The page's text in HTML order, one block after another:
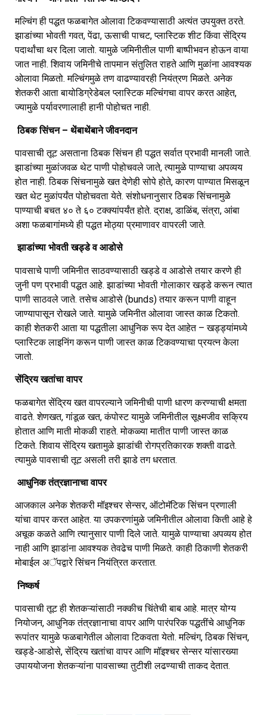
मल्चिंग ही पद्धत फळबागेत ओलावा टिकवण्यासाठी अत्यंत उपयुक्त ठरते.
झाडांच्या भोवती गवत, पेंढा, ऊसाची पाचट, प्लास्टिक शीट किंवा सेंद्रिय
पदार्थांचा थर दिला जातो. यामुळे जमिनीतील पाणी बाष्पीभवन होऊन वाया
जात नाही. शिवाय जमिनीचे तापमान संतुलित राहते आणि मुळांना आवश्यक
ओलावा मिळतो. मल्चिंगमुळे तण वाढण्यावरही नियंत्रण मिळते. अनेक
शेतकरी आता बायोडिग्रेडेबल प्लास्टिक मल्चिंगचा वापर करत आहेत,
ज्यामुळे पर्यावरणालाही हानी पोहोचत नाही.
ठिबक सिंचन – थेंबाथेंबाने जीवनदान
पावसाची तूट असताना ठिबक सिंचन ही पद्धत सर्वात प्रभावी मानली जाते.
झाडांच्या मुळांजवळ थेट पाणी पोहोचवले जाते, त्यामुळे पाण्याचा अपव्यय
होत नाही. ठिबक सिंचनामुळे खत देणेही सोपे होते, कारण पाण्यात मिसळून
खत थेट मुळांपर्यंत पोहोचवता येते. संशोधनानुसार ठिबक सिंचनामुळे
पाण्याची बचत ४० ते ६० टक्क्यांपर्यंत होते. द्राक्ष, डाळिंब, संत्रा, आंबा
अशा फळबागांमध्ये ही पद्धत मोठ्या प्रमाणावर वापरली जाते.
झाडांच्या भोवती खड्डे व आडोसे
पावसाचे पाणी जमिनीत साठवण्यासाठी खड्डे व आडोसे तयार करणे ही
जुनी पण प्रभावी पद्धत आहे. झाडांच्या भोवती गोलाकार खड्डे करून त्यात
पाणी साठवले जाते. तसेच आडोसे (bunds) तयार करून पाणी वाहून
जाण्यापासून रोखले जाते. यामुळे जमिनीत ओलावा जास्त काळ टिकतो.
काही शेतकरी आता या पद्धतीला आधुनिक रूप देत आहेत – खड्ड्यांमध्ये
प्लास्टिक लाइनिंग करून पाणी जास्त काळ टिकवण्याचा प्रयत्न केला
जातो.
सेंद्रिय खतांचा वापर
फळबागेत सेंद्रिय खत वापरल्याने जमिनीची पाणी धारण करण्याची क्षमता
वाढते. शेणखत, गांडूळ खत, कंपोस्ट यामुळे जमिनीतील सूक्ष्मजीव सक्रिय
होतात आणि माती मोकळी राहते. मोकळ्या मातीत पाणी जास्त काळ
टिकते. शिवाय सेंद्रिय खतामुळे झाडांची रोगप्रतिकारक शक्ती वाढते.
त्यामुळे पावसाची तूट असली तरी झाडे तग धरतात.
आधुनिक तंत्रज्ञानाचा वापर
आजकाल अनेक शेतकरी मॉइश्चर सेन्सर, ऑटोमॅटिक सिंचन प्रणाली
यांचा वापर करत आहेत. या उपकरणांमुळे जमिनीतील ओलावा किती आहे हे
अचूक कळते आणि त्यानुसार पाणी दिले जाते. यामुळे पाण्याचा अपव्यय होत
नाही आणि झाडांना आवश्यक तेवढेच पाणी मिळते. काही ठिकाणी शेतकरी
मोबाईल अॅपद्वारे सिंचन नियंत्रित करतात.
निष्कर्ष
पावसाची तूट ही शेतकऱ्यांसाठी नक्कीच चिंतेची बाब आहे. मात्र योग्य
नियोजन, आधुनिक तंत्रज्ञानाचा वापर आणि पारंपरिक पद्धतींचे आधुनिक
रूपांतर यामुळे फळबागेतील ओलावा टिकवता येतो. मल्चिंग, ठिबक सिंचन,
खड्डे-आडोसे, सेंद्रिय खतांचा वापर आणि मॉइश्चर सेन्सर यांसारख्या
उपाययोजना शेतकऱ्यांना पावसाच्या तुटीशी लढण्याची ताकद देतात.